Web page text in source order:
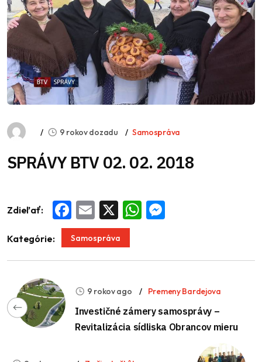
9 rokov dozadu Samospráva
SPRÁVY BTV 02. 02. 2018
Zdieľať: Facebook
Email WhatsApp
Kategórie: Samospráva
9 rokov ago Premeny Bardejova
Investičné zámery samosprávy –
Revitalizácia sídliska Obrancov mieru